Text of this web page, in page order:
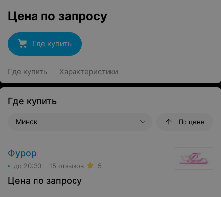
Цена по запросу
Где купить
Где купить Характеристики
Где купить
Минск По цене
Фурор
до 20:30 15 отзывов 5
Цена по запросу